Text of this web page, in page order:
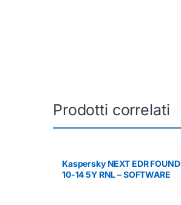
Prodotti correlati
Kaspersky NEXT EDR FOUND
10-14 5Y RNL – SOFTWARE